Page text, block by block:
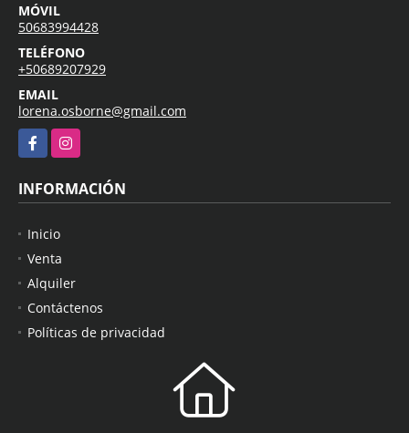
MÓVIL
50683994428
TELÉFONO
+50689207929
EMAIL
lorena.osborne@gmail.com
FacebookInstagram
INFORMACIÓN
Inicio
Venta
Alquiler
Contáctenos
Políticas de privacidad